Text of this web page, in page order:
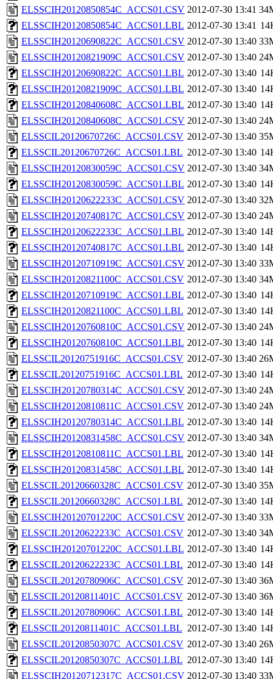
ELSSCIH20120850854C_ACCS01.CSV 2012-07-30 13:41
ELSSCIH20120850854C_ACCS01.LBL 2012-07-30 13:41
ELSSCIH20120690822C_ACCS01.CSV 2012-07-30 13:40
ELSSCIH20120821909C_ACCS01.CSV 2012-07-30 13:40
ELSSCIH20120690822C_ACCS01.LBL 2012-07-30 13:40
ELSSCIH20120821909C_ACCS01.LBL 2012-07-30 13:40
ELSSCIH20120840608C_ACCS01.LBL 2012-07-30 13:40
ELSSCIH20120840608C_ACCS01.CSV 2012-07-30 13:40
ELSSCIL20120670726C_ACCS01.CSV 2012-07-30 13:40
ELSSCIL20120670726C_ACCS01.LBL 2012-07-30 13:40
ELSSCIH20120830059C_ACCS01.CSV 2012-07-30 13:40
ELSSCIH20120830059C_ACCS01.LBL 2012-07-30 13:40
ELSSCIH20120622233C_ACCS01.CSV 2012-07-30 13:40
ELSSCIH20120740817C_ACCS01.CSV 2012-07-30 13:40
ELSSCIH20120622233C_ACCS01.LBL 2012-07-30 13:40
ELSSCIH20120740817C_ACCS01.LBL 2012-07-30 13:40
ELSSCIH20120710919C_ACCS01.CSV 2012-07-30 13:40
ELSSCIH20120821100C_ACCS01.CSV 2012-07-30 13:40
ELSSCIH20120710919C_ACCS01.LBL 2012-07-30 13:40
ELSSCIH20120821100C_ACCS01.LBL 2012-07-30 13:40
ELSSCIH20120760810C_ACCS01.CSV 2012-07-30 13:40
ELSSCIH20120760810C_ACCS01.LBL 2012-07-30 13:40
ELSSCIL20120751916C_ACCS01.CSV 2012-07-30 13:40
ELSSCIL20120751916C_ACCS01.LBL 2012-07-30 13:40
ELSSCIH20120780314C_ACCS01.CSV 2012-07-30 13:40
ELSSCIH20120810811C_ACCS01.CSV 2012-07-30 13:40
ELSSCIH20120780314C_ACCS01.LBL 2012-07-30 13:40
ELSSCIH20120831458C_ACCS01.CSV 2012-07-30 13:40
ELSSCIH20120810811C_ACCS01.LBL 2012-07-30 13:40
ELSSCIH20120831458C_ACCS01.LBL 2012-07-30 13:40
ELSSCIL20120660328C_ACCS01.CSV 2012-07-30 13:40
ELSSCIL20120660328C_ACCS01.LBL 2012-07-30 13:40
ELSSCIH20120701220C_ACCS01.CSV 2012-07-30 13:40
ELSSCIL20120622233C_ACCS01.CSV 2012-07-30 13:40
ELSSCIH20120701220C_ACCS01.LBL 2012-07-30 13:40
ELSSCIL20120622233C_ACCS01.LBL 2012-07-30 13:40
ELSSCIL20120780906C_ACCS01.CSV 2012-07-30 13:40
ELSSCIL20120811401C_ACCS01.CSV 2012-07-30 13:40
ELSSCIL20120780906C_ACCS01.LBL 2012-07-30 13:40
ELSSCIL20120811401C_ACCS01.LBL 2012-07-30 13:40
ELSSCIL20120850307C_ACCS01.CSV 2012-07-30 13:40
ELSSCIL20120850307C_ACCS01.LBL 2012-07-30 13:40
ELSSCIH20120712317C_ACCS01.CSV 2012-07-30 13:40